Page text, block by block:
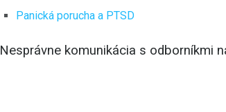
Panická porucha a PTSD
Nesprávne komunikácia s odborníkmi